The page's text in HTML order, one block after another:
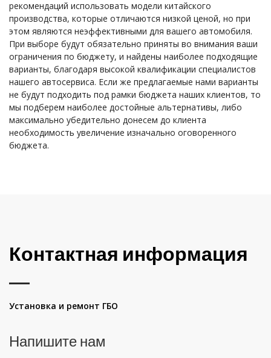
рекомендаций использовать модели китайского
производства, которые отличаются низкой ценой, но при
этом являются неэффективными для вашего автомобиля.
При выборе будут обязательно приняты во внимания ваши
ограничения по бюджету, и найдены наиболее подходящие
варианты, благодаря высокой квалификации специалистов
нашего автосервиса. Если же предлагаемые нами варианты
не будут подходить под рамки бюджета наших клиентов, то
мы подберем наиболее достойные альтернативы, либо
максимально убедительно донесем до клиента
необходимость увеличение изначально оговоренного
бюджета.
Контактная информация
Установка и ремонт ГБО
Напишите нам